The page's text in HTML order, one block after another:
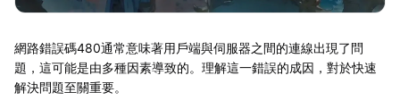
網路錯誤碼480通常意味著用戶端與伺服器之間的連線出現了問
題，這可能是由多種因素導致的。理解這一錯誤的成因，對於快速
解決問題至關重要。